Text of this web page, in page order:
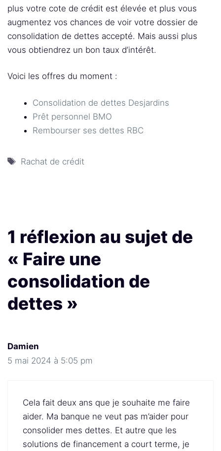
plus votre cote de crédit est élevée et plus vous
augmentez vos chances de voir votre dossier de
consolidation de dettes accepté. Mais aussi plus
vous obtiendrez un bon taux d’intérêt.
Voici les offres du moment :
Consolidation de dettes Desjardins
Prêt personnel BMO
Rembourser ses dettes RBC
Étiquettes
Rachat de crédit
1 réflexion au sujet de
« Faire une
consolidation de
dettes »
Damien
5 mai 2024 à 5:05 pm
Cela fait deux ans que je souhaite me faire
aider. Ma banque ne veut pas m’aider pour
consolider mes dettes. Et autre que les
solutions de financement a court terme, je